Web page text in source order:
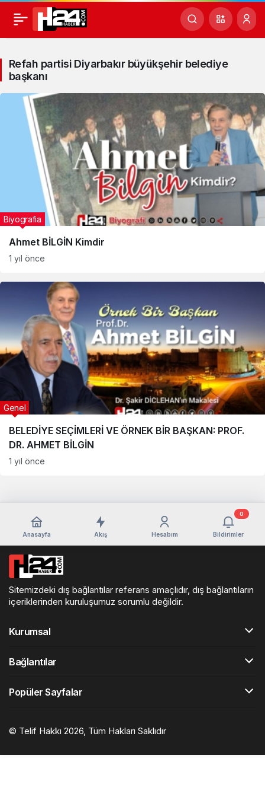
Refah
partisi
Diyarbakır
büyükşehir
belediye
başkanı
Haberleri
Refah partisi Diyarbakır büyükşehir belediye
başkanı
Ahmet BİLGİN Kimdir
Biyografia
1 yıl önce
BELEDİYE SEÇİMLERİ VE ÖRNEK BİR BAŞKAN: PROF.
DR. AHMET BİLGİN
Genel
1 yıl önce
Anasayfa Akış Hesabım Bildirimler
0
Sitemizdeki dış bağlantılar referans amaçlıdır, dış bağlantıların
içeriklerinden kuruluşumuz sorumlu değildir.
Kurumsal
Bağlantılar
Popüler Sayfalar
© Telif Hakkı 2026, Tüm Hakları Saklıdır